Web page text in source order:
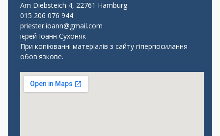
Am Diebsteich 4, 22761 Hamburg
015 206 076 944
priester.ioann@gmail.com
ієрей Іоанн Сухоняк
При копіюванні матеріалів з сайту гіперпосилання
обов'язкове.